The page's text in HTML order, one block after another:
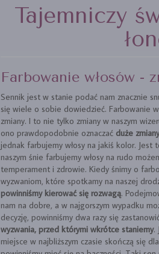
Tajemniczy
Farbowanie włosów -
Sennik jest w stanie podać nam znacznie
się wiele o sobie dowiedzieć. Farbowanie
zmiany. I to nie tylko zmiany w naszym
ono prawdopodobnie oznaczać duże
jednak farbujemy włosy na jakiś kolor.
naszym śnie farbujemy włosy na rudo
temperament i zdrowie. Kiedy śnimy o
wyzwaniom, które spotkamy na naszej
powinniśmy kierować się rozwagą.
nam na dobre, a w najgorszym wypadku
decyzję, powinniśmy dwa razy się
wyzwania, przed którymi wkrótce staniemy.
miejsce w najbliższym czasie skończą się